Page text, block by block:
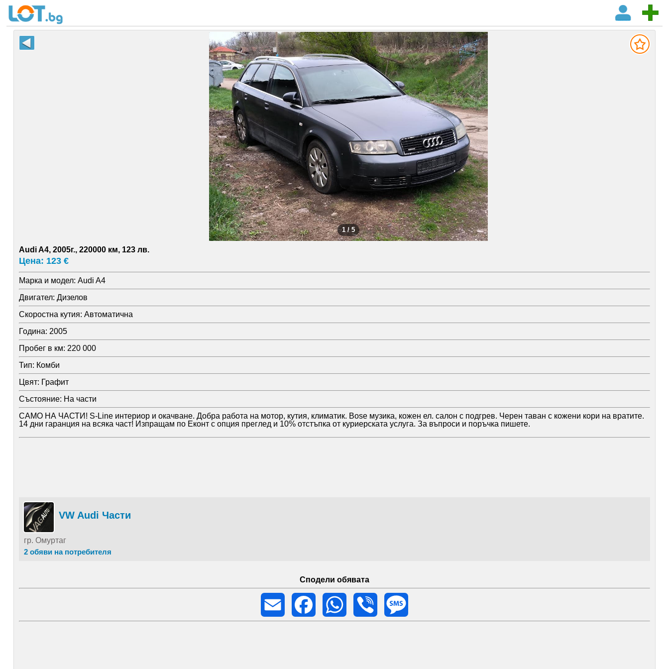
1 / 5
Audi A4, 2005г., 220000 км, 123 лв.
Цена: 123 €
Марка и модел: Audi A4
Двигател: Дизелов
Скоростна кутия: Автоматична
Година: 2005
Пробег в км: 220 000
Тип: Комби
Цвят: Графит
Състояние: На части
САМО НА ЧАСТИ! S-Line интериор и окачване. Добра работа на мотор, кутия, климатик. Bose музика, кожен ел. салон с подгрев. Черен таван с кожени кори на вратите.
14 дни гаранция на всяка част! Изпращам по Еконт с опция преглед и 10% отстъпка от куриерската услуга. За въпроси и поръчка пишете.
VW Audi Части
гр. Омуртаг
2 обяви на потребителя
Сподели обявата
Email
Facebook WhatsApp Viber